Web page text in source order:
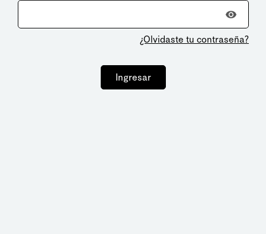
¿Olvidaste tu contraseña?
Ingresar